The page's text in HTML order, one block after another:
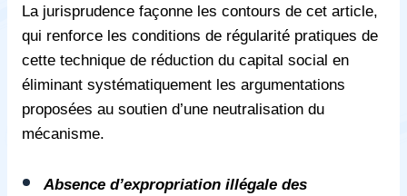
La jurisprudence façonne les contours de cet article,
qui renforce les conditions de régularité pratiques de
cette technique de réduction du capital social en
éliminant systématiquement les argumentations
proposées au soutien d’une neutralisation du
mécanisme.
Absence d’expropriation illégale des